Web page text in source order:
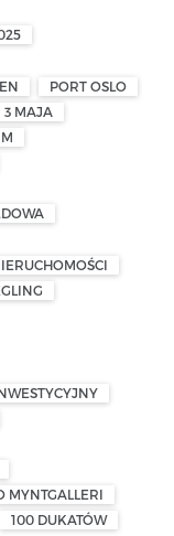
PORT OSLO
3 MAJA
MYNTGALLERI
100 DUKATÓW